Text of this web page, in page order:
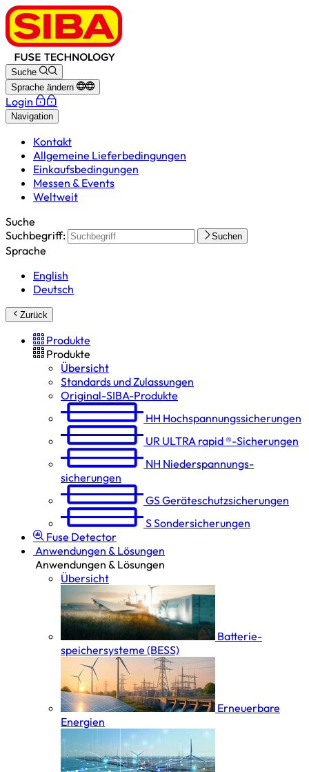
Suche
Sprache ändern
Login
Navigation
Kontakt
Allgemeine Lieferbedingungen
Einkaufsbedingungen
Messen & Events
Weltweit
Suche
Suchbegriff:
Suchen
Sprache
English
Deutsch
Zurück
Produkte
Produkte
Übersicht
Standards und Zulassungen
Original-SIBA-Produkte
HH Hochspannungs­sicherungen
UR ULTRA rapid ®-Sicherungen
NH Niederspannungs­
sicherungen
GSGeräteschutz­sicherungen
SSondersicherungen
Fuse Detector
Anwendungen & Lösungen
Anwendungen & Lösungen
Übersicht
Batterie­
speicher­systeme (BESS)
Erneuerbare
Energien